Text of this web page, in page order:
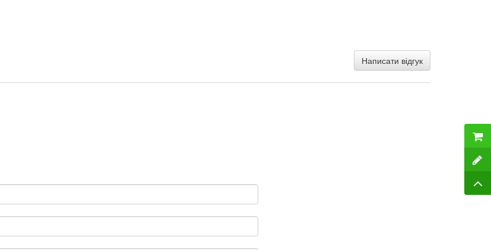
Написати відгук